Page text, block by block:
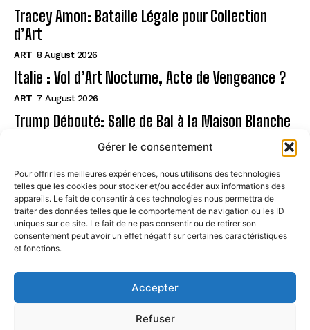
Gérer le consentement
Pour offrir les meilleures expériences, nous utilisons des technologies
telles que les cookies pour stocker et/ou accéder aux informations des
appareils. Le fait de consentir à ces technologies nous permettra de
traiter des données telles que le comportement de navigation ou les ID
uniques sur ce site. Le fait de ne pas consentir ou de retirer son
consentement peut avoir un effet négatif sur certaines caractéristiques
et fonctions.
Accepter
Refuser
Tracey Amon: Bataille Légale pour Collection
d’Art
ART 8 August 2026
Italie : Vol d’Art Nocturne, Acte de Vengeance ?
ART 7 August 2026
Trump Débouté: Salle de Bal à la Maison Blanche
Page
CONTACT
MENTIONS LÉGALES